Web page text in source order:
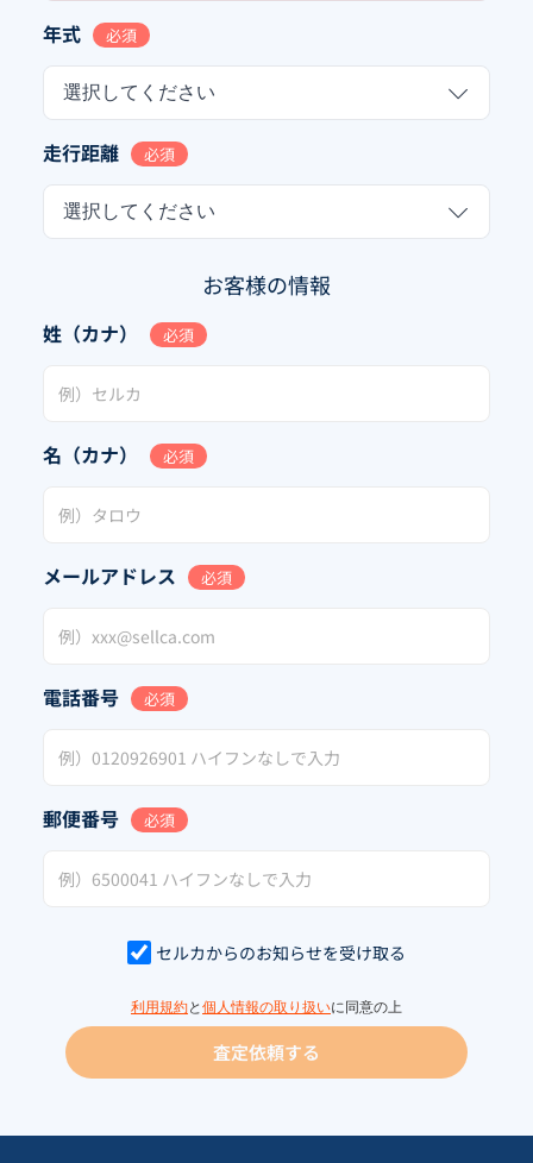
年式 必須
選択してください
走行距離 必須
選択してください
お客様の情報
姓（カナ） 必須
名（カナ） 必須
メールアドレス 必須
電話番号 必須
郵便番号 必須
セルカからのお知らせを受け取る
利用規約と 個人情報の取り扱いに同意の上
査定依頼する